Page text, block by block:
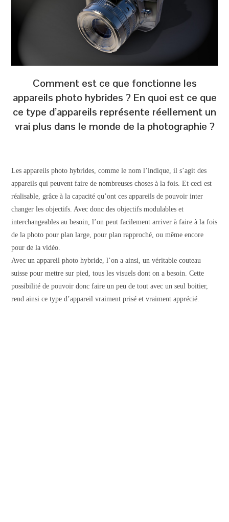
Comment est ce que fonctionne les
appareils photo hybrides ? En quoi est ce que
ce type d’appareils représente réellement un
vrai plus dans le monde de la photographie ?
Les appareils photo hybrides, comme le nom l’indique, il s’agit des
appareils qui peuvent faire de nombreuses choses à la fois. Et ceci est
réalisable, grâce à la capacité qu’ont ces appareils de pouvoir inter
changer les objectifs. Avec donc des objectifs modulables et
interchangeables au besoin, l’on peut facilement arriver à faire à la fois
de la photo pour plan large, pour plan rapproché, ou même encore
pour de la vidéo.
Avec un appareil photo hybride, l’on a ainsi, un véritable couteau
suisse pour mettre sur pied, tous les visuels dont on a besoin. Cette
possibilité de pouvoir donc faire un peu de tout avec un seul boitier,
rend ainsi ce type d’appareil vraiment prisé et vraiment apprécié.